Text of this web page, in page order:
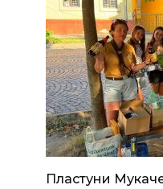
Пластуни